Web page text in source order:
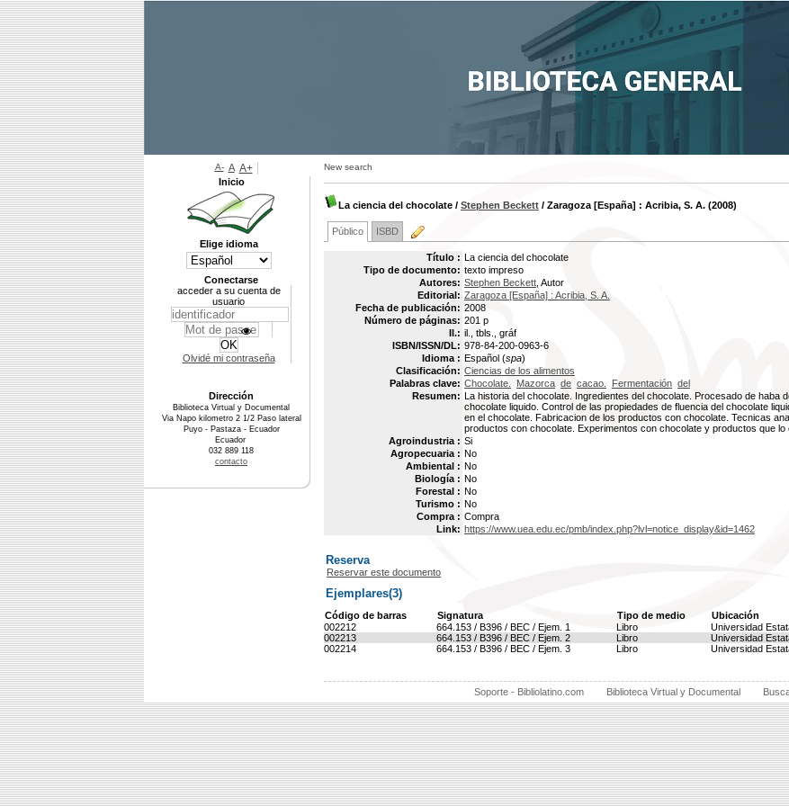
New search
La ciencia del chocolate / Stephen Beckett / Zaragoza [España] : Acribia, S. A. (2008)
Público ISBD
Título : La ciencia del chocolate
Tipo de documento: texto impreso
Autores: Stephen Beckett , Autor
Editorial: Zaragoza [España] : Acribia, S. A.
Fecha de publicación: 2008
Número de páginas: 201 p
Il.: il., tbls., gráf
ISBN/ISSN/DL: 978-84-200-0963-6
Idioma : Español (spa)
Clasificación: Ciencias de los alimentos
Palabras clave: Chocolate. Mazorca de cacao. Fermentación del
Resumen: La historia del chocolate. Ingredientes del chocolate. Procesado de haba
chocolate liquido. Control de las propiedades de fluencia del chocolate
en el chocolate. Fabricacion de los productos con chocolate. Tecnicas
productos con chocolate. Experimentos con chocolate y productos que lo
Agroindustria : Si
Agropecuaria : No
Ambiental : No
Biología : No
Forestal : No
Turismo : No
Compra : Compra
Link: https://www.uea.edu.ec/pmb/index.php?lvl=notice_display&id=1462
Reserva
Reservar este documento
Ejemplares(3)
Código de barras Signatura Tipo de medio Ubicación
002212
664.153 / B396 / BEC / Ejem. 1 Libro Universidad
002213
664.153 / B396 / BEC / Ejem. 2 Libro Universidad
002214
664.153 / B396 / BEC / Ejem. 3 Libro Universidad
Soporte - Bibliolatino.com Biblioteca Virtual y Documental
A- A A+
Inicio
Elige idioma
Conectarse
acceder a su cuenta de
usuario
Olvidé mi contraseña
Dirección
Biblioteca Virtual y Documental
Via Napo kilometro 2 1/2 Paso lateral
Puyo - Pastaza - Ecuador
Ecuador
032 889 118
contacto